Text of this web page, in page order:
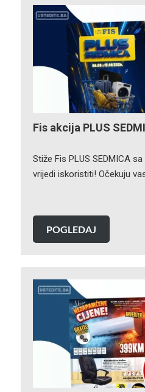
Fis akcija PLUS
Stiže Fis PLUS SEDMICA
vrijedi iskoristiti! Očekuju
POGLEDAJ